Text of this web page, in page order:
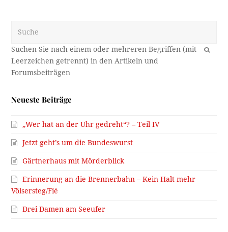
OK
Neueste Beiträge
„Wer hat an der Uhr gedreht“? – Teil IV
Jetzt geht’s um die Bundeswurst
Gärtnerhaus mit Mörderblick
Erinnerung an die Brennerbahn – Kein Halt mehr
Völsersteg/Fié
Drei Damen am Seeufer